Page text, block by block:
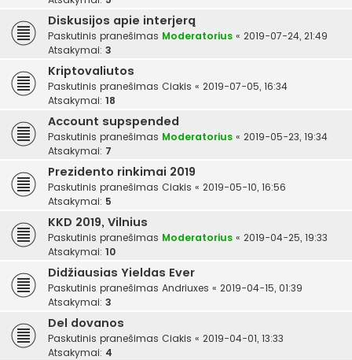
Diskusijos apie interjerą
Paskutinis pranešimas Moderatorius « 2019-07-24, 21:49
Atsakymai: 3
Kriptovaliutos
Paskutinis pranešimas Ciakis « 2019-07-05, 16:34
Atsakymai: 18
Account supspended
Paskutinis pranešimas Moderatorius « 2019-05-23, 19:34
Atsakymai: 7
Prezidento rinkimai 2019
Paskutinis pranešimas Ciakis « 2019-05-10, 16:56
Atsakymai: 5
KKD 2019, Vilnius
Paskutinis pranešimas Moderatorius « 2019-04-25, 19:33
Atsakymai: 10
Didžiausias Yieldas Ever
Paskutinis pranešimas Andriuxes « 2019-04-15, 01:39
Atsakymai: 3
Del dovanos
Paskutinis pranešimas Ciakis « 2019-04-01, 13:33
Atsakymai: 4